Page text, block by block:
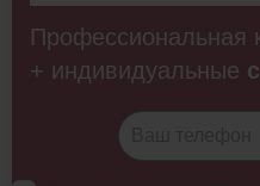
Профессиональная
+ индивидуальные